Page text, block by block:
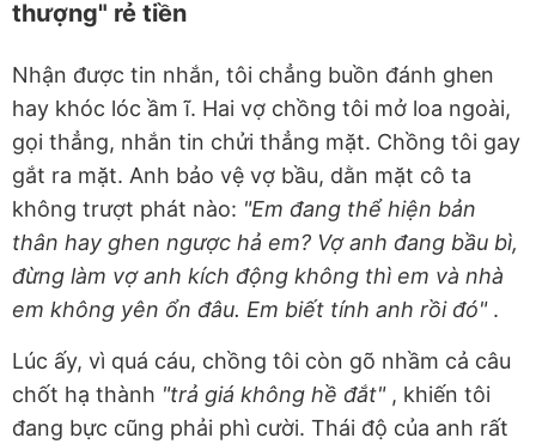
thượng" rẻ tiền
Nhận được tin nhắn, tôi chẳng buồn đánh ghen
hay khóc lóc ầm ĩ. Hai vợ chồng tôi mở loa ngoài,
gọi thẳng, nhắn tin chửi thẳng mặt. Chồng tôi gay
gắt ra mặt. Anh bảo vệ vợ bầu, dằn mặt cô ta
không trượt phát nào: "Em đang thể hiện bản
thân hay ghen ngược hả em? Vợ anh đang bầu bì,
đừng làm vợ anh kích động không thì em và nhà
em không yên ổn đâu. Em biết tính anh rồi đó" .
Lúc ấy, vì quá cáu, chồng tôi còn gõ nhầm cả câu
chốt hạ thành "trả giá không hề đắt" , khiến tôi
đang bực cũng phải phì cười. Thái độ của anh rất